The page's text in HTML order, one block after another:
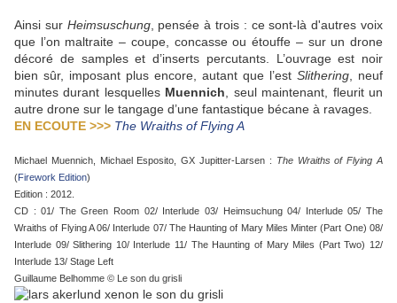
Ainsi sur Heimsuschung, pensée à trois : ce sont-là d'autres voix
que l’on maltraite – coupe, concasse ou étouffe – sur un drone
décoré de samples et d’inserts percutants. L’ouvrage est noir
bien sûr, imposant plus encore, autant que l’est Slithering , neuf
minutes durant lesquelles Muennich , seul maintenant, fleurit un
autre drone sur le tangage d’une fantastique bécane à ravages.
EN ECOUTE >>> The Wraiths of Flying A
Michael Muennich, Michael Esposito, GX Jupitter-Larsen : The Wraiths of Flying A
(Firework Edition)
Edition : 2012.
CD : 01/ The Green Room 02/ Interlude 03/ Heimsuchung 04/ Interlude 05/ The
Wraiths of Flying A 06/ Interlude 07/ The Haunting of Mary Miles Minter (Part One) 08/
Interlude 09/ Slithering 10/ Interlude 11/ The Haunting of Mary Miles (Part Two) 12/
Interlude 13/ Stage Left
Guillaume Belhomme © Le son du grisli